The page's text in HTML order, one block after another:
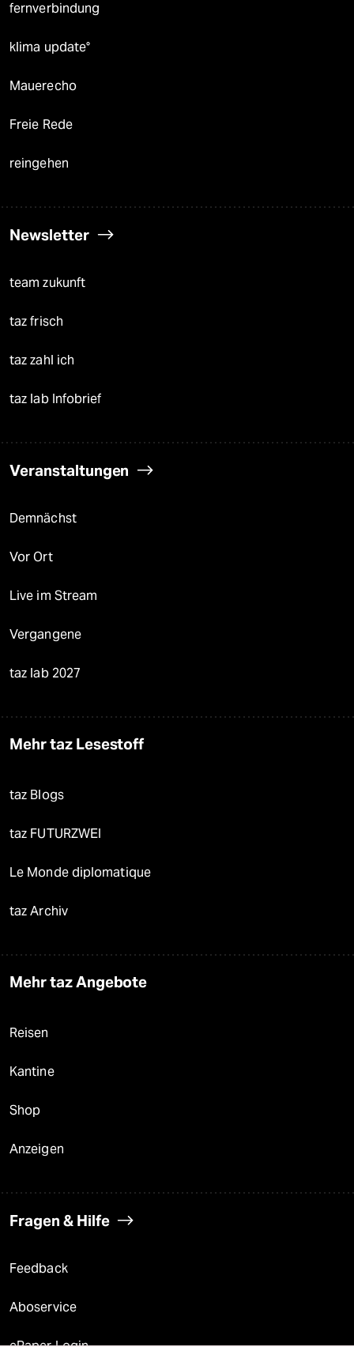
fernverbindung
klima update°
Mauerecho
Freie Rede
reingehen
Newsletter
team zukunft
taz frisch
taz zahl ich
taz lab Infobrief
Veranstaltungen
Demnächst
Vor Ort
Live im Stream
Vergangene
taz lab 2027
Mehr taz Lesestoff
taz Blogs
taz FUTURZWEI
Le Monde diplomatique
taz Archiv
Mehr taz Angebote
Reisen
Kantine
Shop
Anzeigen
Fragen & Hilfe
Feedback
Aboservice